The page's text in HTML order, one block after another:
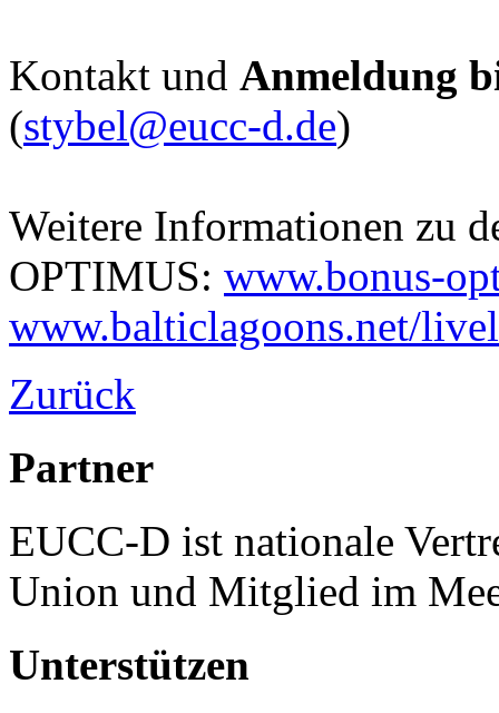
Kontakt und Anmeldung
(stybel@eucc-d.de)
Weitere Informationen zu
OPTIMUS: www.bonus-
www.balticlagoons.net/
Zurück
Partner
EUCC-D ist nationale
Union und Mitglied im
Unterstützen